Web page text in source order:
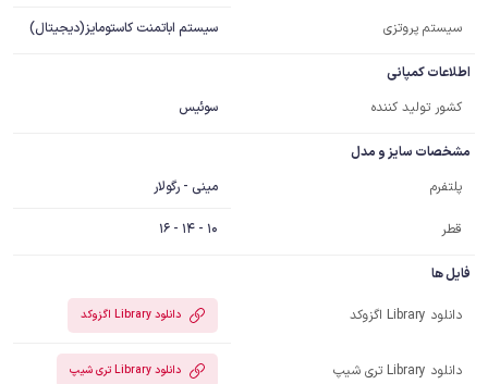
سیستم پروتزی سیستم اباتمنت کاستومایز(دیجیتال)
اطلاعات کمپانی
کشور تولید کننده
سوئیس
مشخصات سایز و مدل
پلتفرم
مینی - رگولار
قطر 10 - 14 - 16
فایل ها
دانلود Library اگزوکد دانلود Library اگزوکد
دانلود Library تری شیپ دانلود Library تری شیپ